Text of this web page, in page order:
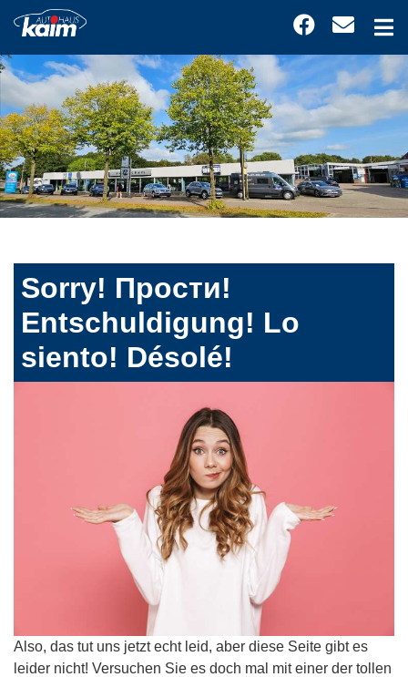
Sorry! Прости!
Entschuldigung! Lo
siento! Désolé!
Also, das tut uns jetzt echt leid, aber diese Seite gibt es
leider nicht! Versuchen Sie es doch mal mit einer der tollen